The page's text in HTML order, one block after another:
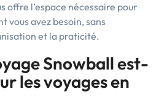
offre l’espace nécessaire pour
vous avez besoin, sans
et la praticité.
Snowball est-
les voyages en